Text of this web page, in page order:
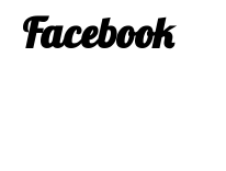
Facebook